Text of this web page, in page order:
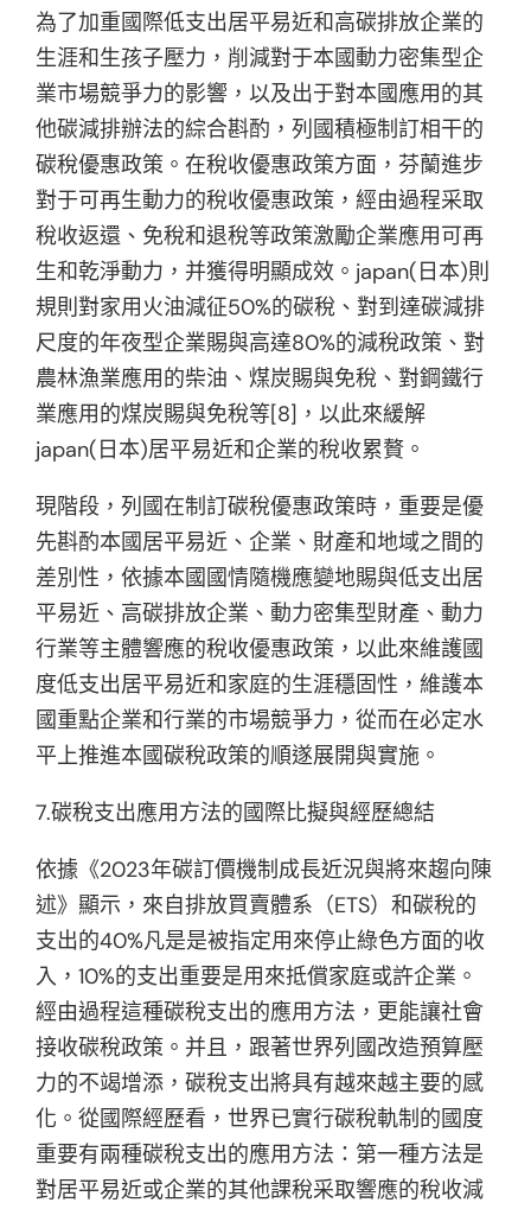
為了加重國際低支出居平易近和高碳排放企業的
生涯和生孩子壓力，削減對于本國動力密集型企
業市場競爭力的影響，以及出于對本國應用的其
他碳減排辦法的綜合斟酌，列國積極制訂相干的
碳稅優惠政策。在稅收優惠政策方面，芬蘭進步
對于可再生動力的稅收優惠政策，經由過程采取
稅收返還、免稅和退稅等政策激勵企業應用可再
生和乾淨動力，并獲得明顯成效。japan(日本)則
規則對家用火油減征50%的碳稅、對到達碳減排
尺度的年夜型企業賜與高達80%的減稅政策、對
農林漁業應用的柴油、煤炭賜與免稅、對鋼鐵行
業應用的煤炭賜與免稅等[8]，以此來緩解
japan(日本)居平易近和企業的稅收累贅。
現階段，列國在制訂碳稅優惠政策時，重要是優
先斟酌本國居平易近、企業、財產和地域之間的
差別性，依據本國國情隨機應變地賜與低支出居
平易近、高碳排放企業、動力密集型財產、動力
行業等主體響應的稅收優惠政策，以此來維護國
度低支出居平易近和家庭的生涯穩固性，維護本
國重點企業和行業的市場競爭力，從而在必定水
平上推進本國碳稅政策的順遂展開與實施。
7.碳稅支出應用方法的國際比擬與經歷總結
依據《2023年碳訂價機制成長近況與將來趨向陳
述》顯示，來自排放買賣體系（ETS）和碳稅的
支出的40%凡是是被指定用來停止綠色方面的收
入，10%的支出重要是用來抵償家庭或許企業。
經由過程這種碳稅支出的應用方法，更能讓社會
接收碳稅政策。并且，跟著世界列國改造預算壓
力的不竭增添，碳稅支出將具有越來越主要的感
化。從國際經歷看，世界已實行碳稅軌制的國度
重要有兩種碳稅支出的應用方法：第一種方法是
對居平易近或企業的其他課稅采取響應的稅收減